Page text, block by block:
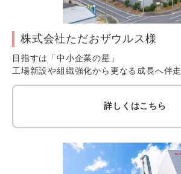
株式会社ただおザウルス様
目指すは「中小企業の星」
工場新設や組織強化から更なる成長へ伴走
詳しくはこちら